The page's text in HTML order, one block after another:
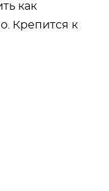
как
Крепится к